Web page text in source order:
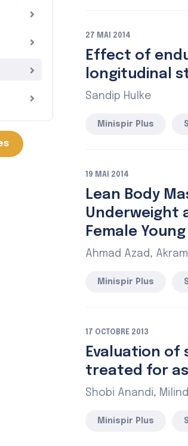
27 MAI 2014
Effect of
longitudinal
Sandip Hulke
Minispir Plus
19 MAI 2014
Lean Body
Underweight
Female
Ahmad Azad,
Minispir Plus
17 OCTOBRE 2013
Evaluation of
treated for
Shobi Anandi,
Minispir Plus